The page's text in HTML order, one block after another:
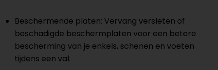
Beschermende platen: Vervang versleten of
beschadigde beschermplaten voor een betere
bescherming van je enkels, schenen en voeten
tijdens een val.